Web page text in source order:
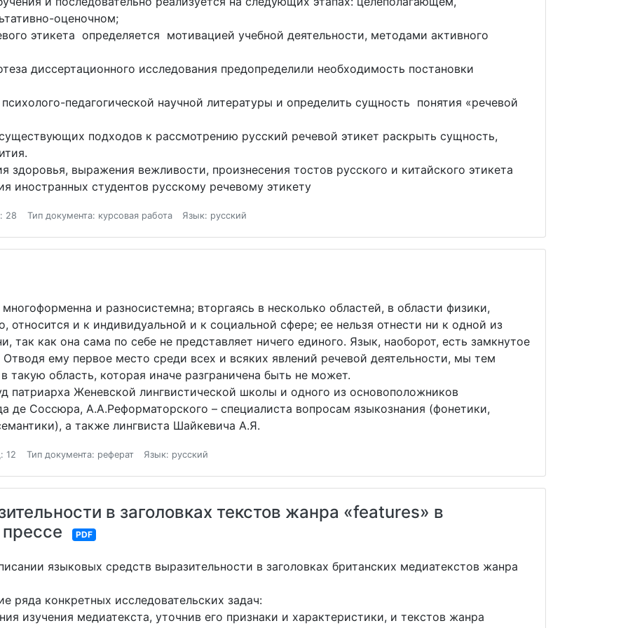
оценочном;
этикета определяется мотивацией учебной деятельности, методами активного
диссертационного исследования предопределили необходимость постановки
педагогической научной литературы и определить сущность понятия «речевой
подходов к рассмотрению русский речевой этикет раскрыть сущность,
здоровья, выражения вежливости, произнесения тостов русского и китайского этикета
иностранных студентов русскому речевому этикету
28 Тип документа: курсовая работа Язык: русский
и разносистемна; вторгаясь в несколько областей, в области физики,
относится и к индивидуальной и к социальной сфере; ее нельзя отнести ни к одной из
так как она сама по себе не представляет ничего единого. Язык, наоборот, есть замкнутое
ему первое место среди всех и всяких явлений речевой деятельности, мы тем
область, которая иначе разграничена быть не может.
Женевской лингвистической школы и одного из основоположников
де Соссюра, А.А.Реформаторского – специалиста вопросам языкознания (фонетики,
а также лингвиста Шайкевича А.Я.
12 Тип документа: реферат Язык: русский
в заголовках текстов жанра «features» в
PDF
языковых средств выразительности в заголовках британских медиатекстов жанра
ряда конкретных исследовательских задач:
изучения медиатекста, уточнив его признаки и характеристики, и текстов жанра